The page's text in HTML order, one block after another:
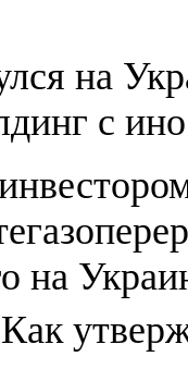
на
с
на
Как